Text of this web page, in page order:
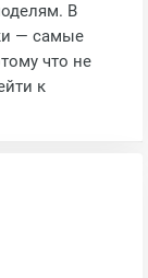
В
— самые
что не
к